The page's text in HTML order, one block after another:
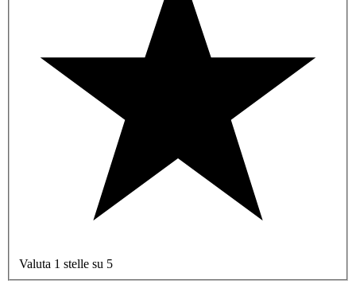
Valuta 1 stelle su 5